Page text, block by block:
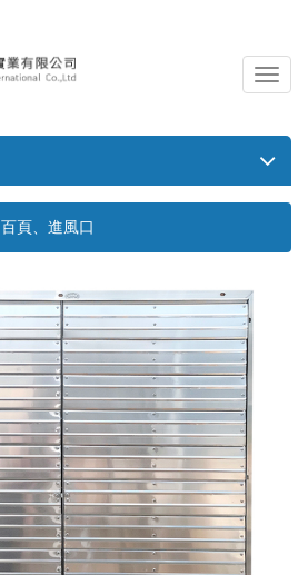
導
覽
關
百頁、進風口